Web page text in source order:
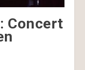
: Concert